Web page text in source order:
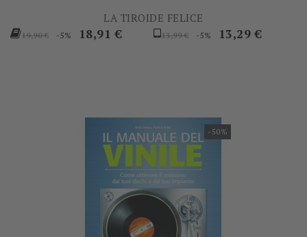
LA TIROIDE FELICE
Prezzo
19,90 € -5% Prezzo
18,91 €
Prezzo
13,99 € -5% Prezzo
13,29 €
-50%